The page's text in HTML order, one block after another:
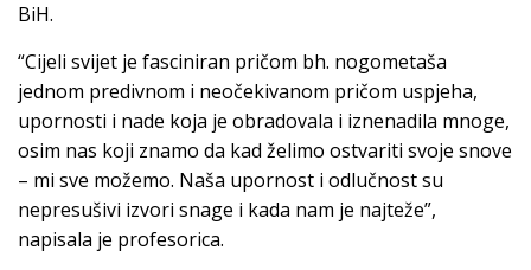
BiH.
“Cijeli svijet je fasciniran pričom bh. nogometaša
jednom predivnom i neočekivanom pričom uspjeha,
upornosti i nade koja je obradovala i iznenadila mnoge,
osim nas koji znamo da kad želimo ostvariti svoje snove
– mi sve možemo. Naša upornost i odlučnost su
nepresušivi izvori snage i kada nam je najteže”,
napisala je profesorica.